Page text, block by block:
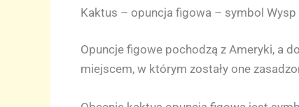
Kaktus – opuncja figowa – symbol Wysp
Opuncje figowe pochodzą z Ameryki, a
miejscem, w którym zostały one